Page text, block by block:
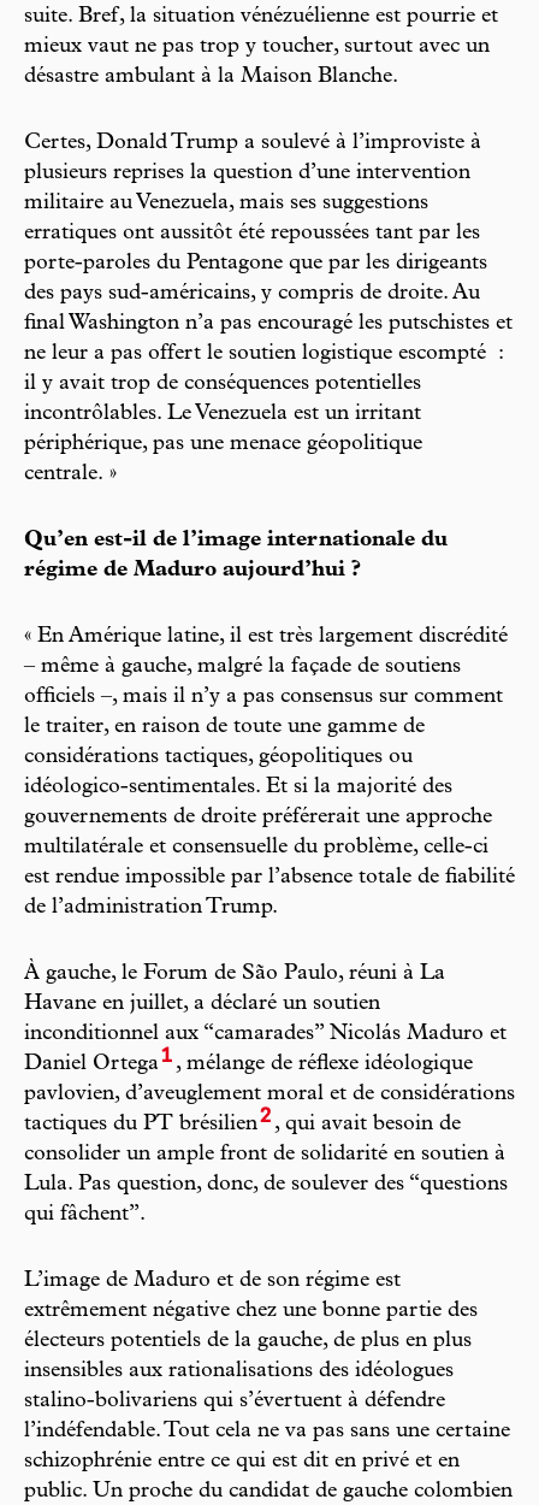
suite. Bref, la situation vénézuélienne est pourrie et
mieux vaut ne pas trop y toucher, surtout avec un
désastre ambulant à la Maison Blanche.
Certes, Donald Trump a soulevé à l’improviste à
plusieurs reprises la question d’une intervention
militaire au Venezuela, mais ses suggestions
erratiques ont aussitôt été repoussées tant par les
porte-paroles du Pentagone que par les dirigeants
des pays sud-américains, y compris de droite. Au
final Washington n’a pas encouragé les putschistes et
ne leur a pas offert le soutien logistique escompté :
il y avait trop de conséquences potentielles
incontrôlables. Le Venezuela est un irritant
périphérique, pas une menace géopolitique
centrale. »
Qu’en est-il de l’image internationale du
régime de Maduro aujourd’hui ?
« En Amérique latine, il est très largement discrédité
– même à gauche, malgré la façade de soutiens
officiels –, mais il n’y a pas consensus sur comment
le traiter, en raison de toute une gamme de
considérations tactiques, géopolitiques ou
idéologico-sentimentales. Et si la majorité des
gouvernements de droite préférerait une approche
multilatérale et consensuelle du problème, celle-ci
est rendue impossible par l’absence totale de fiabilité
de l’administration Trump.
À gauche, le Forum de São Paulo, réuni à La
Havane en juillet, a déclaré un soutien
inconditionnel aux “camarades” Nicolás Maduro et
Daniel Ortega1 , mélange de réflexe idéologique
pavlovien, d’aveuglement moral et de considérations
tactiques du PT brésilien2 , qui avait besoin de
consolider un ample front de solidarité en soutien à
Lula. Pas question, donc, de soulever des “questions
qui fâchent”.
L’image de Maduro et de son régime est
extrêmement négative chez une bonne partie des
électeurs potentiels de la gauche, de plus en plus
insensibles aux rationalisations des idéologues
stalino-bolivariens qui s’évertuent à défendre
l’indéfendable. Tout cela ne va pas sans une certaine
schizophrénie entre ce qui est dit en privé et en
public. Un proche du candidat de gauche colombien